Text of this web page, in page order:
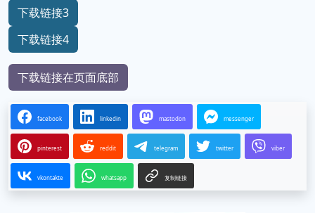
下载链接3
下载链接4
下载链接在页面底部
facebook linkedin mastodon messenger
pinterest reddit telegram twitter viber
vkontakte whatsapp 复制链接